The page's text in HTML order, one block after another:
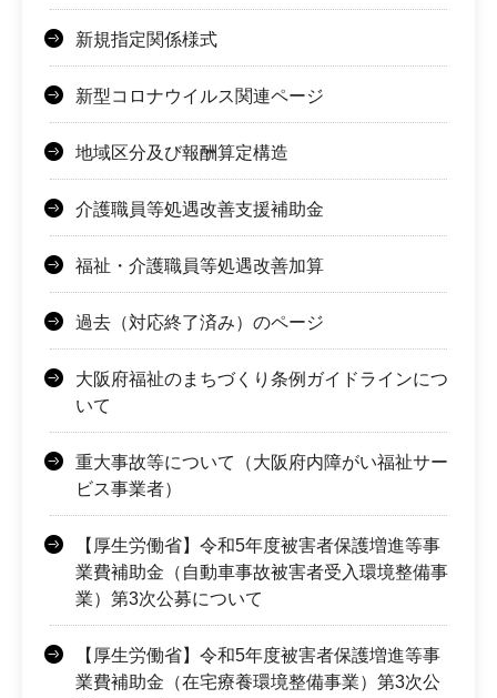
新規指定関係様式
新型コロナウイルス関連ページ
地域区分及び報酬算定構造
介護職員等処遇改善支援補助金
福祉・介護職員等処遇改善加算
過去（対応終了済み）のページ
大阪府福祉のまちづくり条例ガイドラインにつ
いて
重大事故等について（大阪府内障がい福祉サー
ビス事業者）
【厚生労働省】令和5年度被害者保護増進等事
業費補助金（自動車事故被害者受入環境整備事
業）第3次公募について
【厚生労働省】令和5年度被害者保護増進等事
業費補助金（在宅療養環境整備事業）第3次公